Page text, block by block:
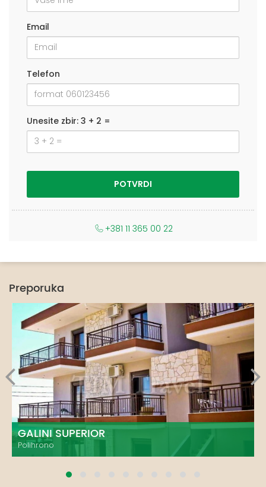
Email
Telefon
Unesite zbir: 3 + 2 =
+381 11 365 00 22
Preporuka
GALINI SUPERIOR
Polihrono